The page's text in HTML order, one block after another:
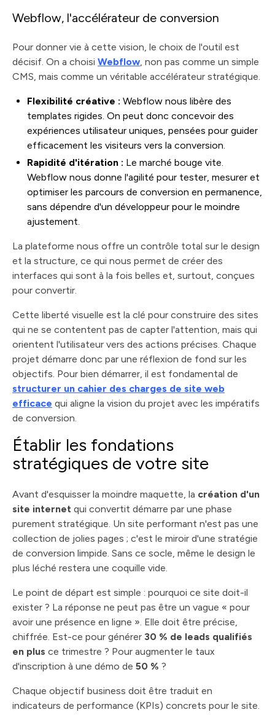
Webflow, l'accélérateur de conversion
Pour donner vie à cette vision, le choix de l'outil est
décisif. On a choisi Webflow, non pas comme un simple
CMS, mais comme un véritable accélérateur stratégique.
Flexibilité créative : Webflow nous libère des
templates rigides. On peut donc concevoir des
expériences utilisateur uniques, pensées pour guider
efficacement les visiteurs vers la conversion.
Rapidité d'itération : Le marché bouge vite.
Webflow nous donne l'agilité pour tester, mesurer et
optimiser les parcours de conversion en permanence,
sans dépendre d'un développeur pour le moindre
ajustement.
La plateforme nous offre un contrôle total sur le design
et la structure, ce qui nous permet de créer des
interfaces qui sont à la fois belles et, surtout, conçues
pour convertir.
Cette liberté visuelle est la clé pour construire des sites
qui ne se contentent pas de capter l'attention, mais qui
orientent l'utilisateur vers des actions précises. Chaque
projet démarre donc par une réflexion de fond sur les
objectifs. Pour bien démarrer, il est fondamental de
structurer un cahier des charges de site web
efficace qui aligne la vision du projet avec les impératifs
de conversion.
Établir les fondations
stratégiques de votre site
Avant d'esquisser la moindre maquette, la création d'un
site internet qui convertit démarre par une phase
purement stratégique. Un site performant n'est pas une
collection de jolies pages ; c'est le miroir d'une stratégie
de conversion limpide. Sans ce socle, même le design le
plus léché restera une coquille vide.
Le point de départ est simple : pourquoi ce site doit-il
exister ? La réponse ne peut pas être un vague « pour
avoir une présence en ligne ». Elle doit être précise,
chiffrée. Est-ce pour générer 30 % de leads qualifiés
en plus ce trimestre ? Pour augmenter le taux
d'inscription à une démo de 50 % ?
Chaque objectif business doit être traduit en
indicateurs de performance (KPIs) concrets pour le site.